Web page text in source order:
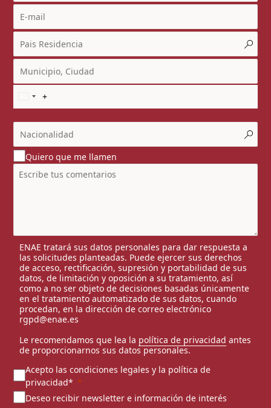
Quiero que me llamen
ENAE tratará sus datos personales para dar respuesta a
las solicitudes planteadas. Puede ejercer sus derechos
de acceso, rectificación, supresión y portabilidad de sus
datos, de limitación y oposición a su tratamiento, así
como a no ser objeto de decisiones basadas únicamente
en el tratamiento automatizado de sus datos, cuando
procedan, en la dirección de correo electrónico
rgpd@enae.es
Le recomendamos que lea la política de privacidad antes
de proporcionarnos sus datos personales.
Acepto las condiciones legales y la política de
privacidad*
Deseo recibir newsletter e información de interés